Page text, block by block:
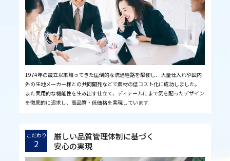
1974年の設立以来培ってきた圧倒的な流通経路を駆使し、大量仕入れや国内
外の生地メーカー様との共同開発などで素材の低コスト化に成功しました。
また実用的な機能性を生み出す仕立て、ディテールにまで気を配ったデザイン
を徹底的に追求し、高品質・低価格を実現しています
こだわり
2
厳しい品質管理体制に基づく
安心の実現